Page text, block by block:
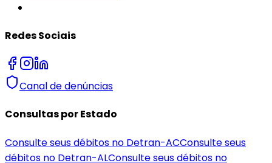
Redes Sociais
Canal de denúncias
Consultas por Estado
Consulte seus débitos no Detran-ACConsulte seus
débitos no Detran-ALConsulte seus débitos no